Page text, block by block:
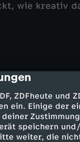
ZDFheute und
ein. Einige der
speichern
weiter, die
wie kreativ
So
18.06.2026 UT
wie man
Apps auf